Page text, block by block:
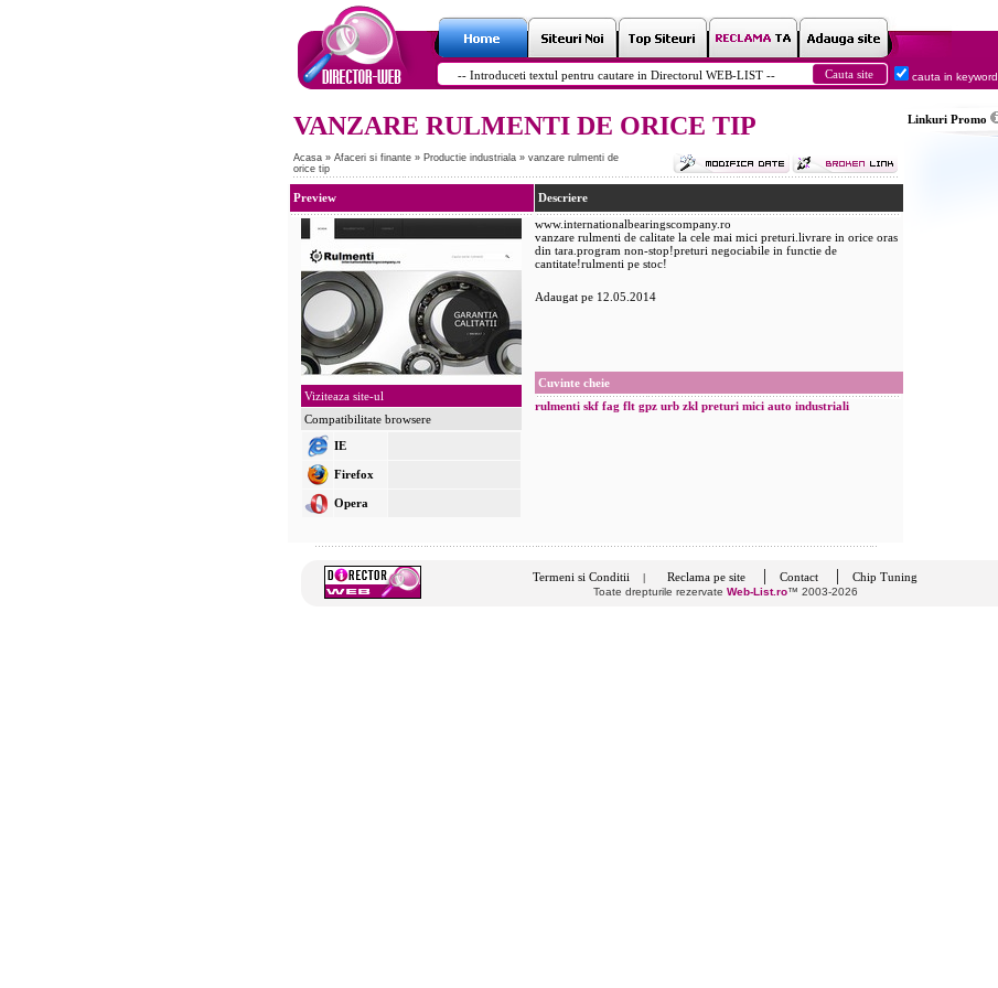
cauta in keyword
VANZARE RULMENTI DE ORICE TIP
Acasa » Afaceri si finante » Productie industriala » vanzare rulmenti de
orice tip
Preview
Viziteaza site-ul
Compatibilitate browsere
IE
Firefox
Opera
Descriere
www.internationalbearingscompany.ro
vanzare rulmenti de calitate la cele mai mici preturi.livrare in orice oras
din tara.program non-stop!preturi negociabile in functie de
cantitate!rulmenti pe stoc!
Adaugat pe 12.05.2014
Cuvinte cheie
rulmenti skf fag flt gpz urb zkl preturi mici auto industriali
Linkuri Promo
Termeni si Conditii Reclama pe site | Contact | Chip Tuning
Toate drepturile rezervate Web-List.ro™ 2003-2026